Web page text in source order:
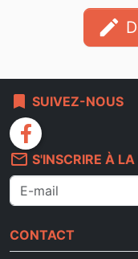
edit
bookmark SUIVEZ-NOUS
facebook
mail_outline S'INSCRIRE À
CONTACT